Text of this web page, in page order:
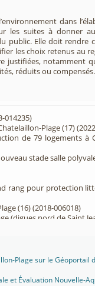
dans
les suites à donner
public. Elle doit rendre
les choix retenus au
justifiées, notamment
réduits ou compensés.
014235)
Plage (17)
de 79 logements à
stade salle
rang pour protection
(16) (2018-006018)
nord de Saint
002785)
de submersion
Plage sur le Géoportail
et Évaluation Nouvelle-